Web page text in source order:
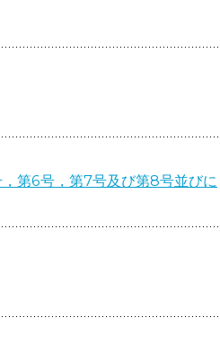
第6号，第7号及び第8号並びに